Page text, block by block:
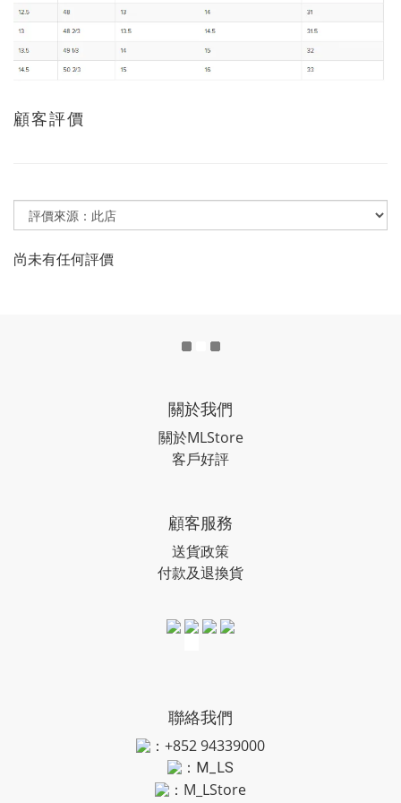
顧客評價
尚未有任何評價
關於我們
關於MLStore
客戶好評
顧客服務
送貨政策
付款及退換貨
聯絡我們
：+852 94339000
： M_LS
：M_LStore